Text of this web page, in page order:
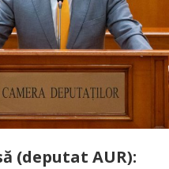
(deputat AUR):